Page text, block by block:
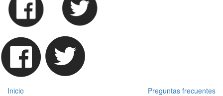
Inicio
Preguntas frecuentes